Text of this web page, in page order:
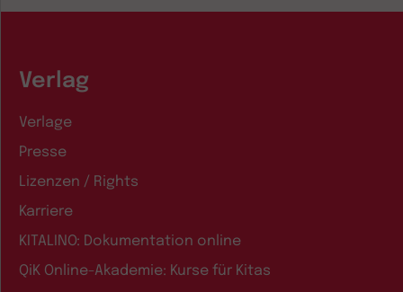
Verlag
Verlage
Presse
Lizenzen / Rights
Karriere
KITALINO: Dokumentation online
QiK Online-Akademie: Kurse für Kitas